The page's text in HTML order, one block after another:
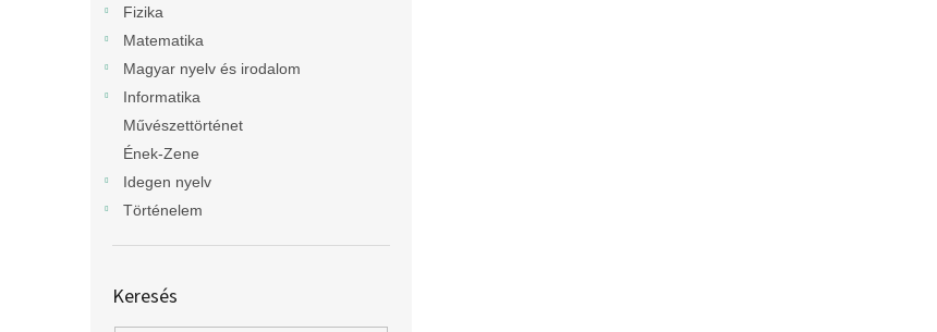
Fizika
Matematika
Magyar nyelv és irodalom
Informatika
Művészettörténet
Ének-Zene
Idegen nyelv
Történelem
Keresés